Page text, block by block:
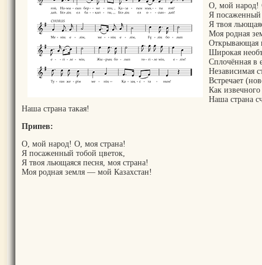
О, мой народ!
Я посаженный
Я твоя
Моя родная
Открывающая
Широкая
Сплочённая в
Независимая
Встречает
Как извечного
Наша страна
Наша страна такая!
Припев:
О, мой народ! О, моя страна!
Я посаженный тобой цветок,
Я твоя льющаяся песня, моя страна!
Моя родная земля — мой Казахстан!